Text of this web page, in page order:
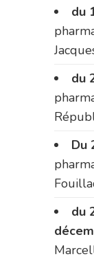
du
du
Du
du